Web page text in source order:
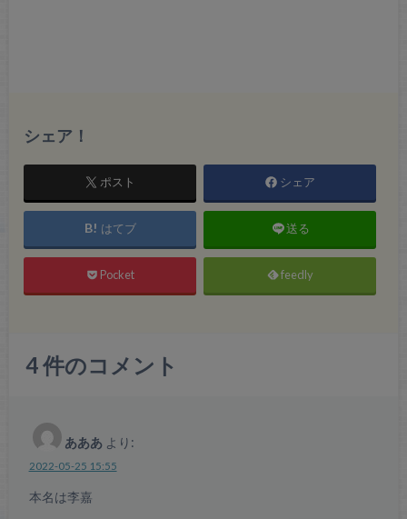
シェア！
ポスト シェア
はてブ 送る
Pocket feedly
4件のコメント
あああ より:
2022-05-25 15:55
本名は李嘉